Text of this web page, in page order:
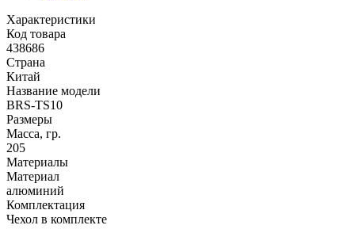
Характеристики
Код товара
438686
Страна
Китай
Название модели
BRS-TS10
Размеры
Масса, гр.
205
Материалы
Материал
алюминий
Комплектация
Чехол в комплекте